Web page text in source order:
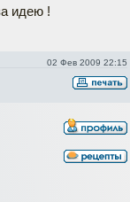
идею !
02 Фев 2009 22:15